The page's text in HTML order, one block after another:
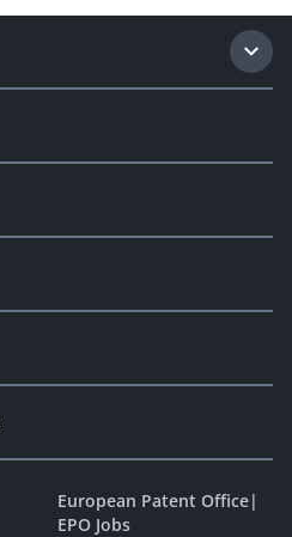
European Patent Office|
EPO Jobs